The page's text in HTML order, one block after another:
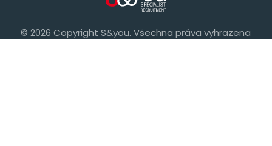
© 2026 Copyright S&you. Všechna práva vyhrazena